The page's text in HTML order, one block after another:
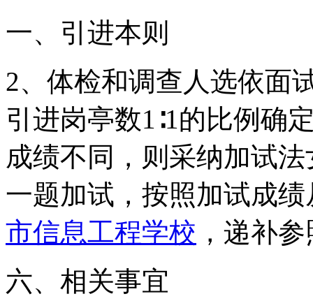
一、引进本则
2、体检和调查人选依面
引进岗亭数1∶1的比例确
成绩不同，则采纳加试
一题加试，按照加试成
市信息工程学校 ，递补
六、相关事宜